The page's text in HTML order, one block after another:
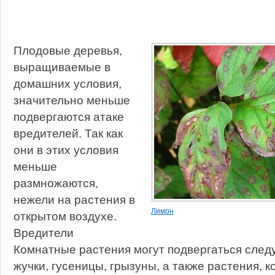
Лимон
Плодовые деревья,
выращиваемые в
домашних условия,
значительно меньше
подвергаются атаке
вредителей. Так как
они в этих условия
меньше
размножаются,
нежели на растения в
открытом воздухе.
Вредители
Комнатные растения могут подвергаться
жучки, гусеницы, грызуны, а также растения,